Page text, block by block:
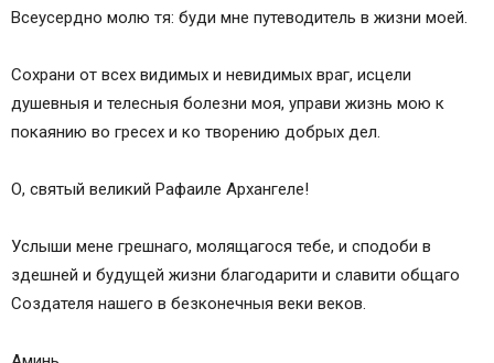
Всеусердно молю тя: буди мне путеводитель в жизни моей.
Cохрани от всех видимых и невидимых враг, исцели
душевныя и телесныя болезни моя, управи жизнь мою к
покаянию во гресех и ко творению добрых дел.
О, святый великий Рафаиле Архангеле!
Услыши мене грешнаго, молящагося тебе, и сподоби в
здешней и будущей жизни благодарити и славити общаго
Создателя нашего в безконечныя веки веков.